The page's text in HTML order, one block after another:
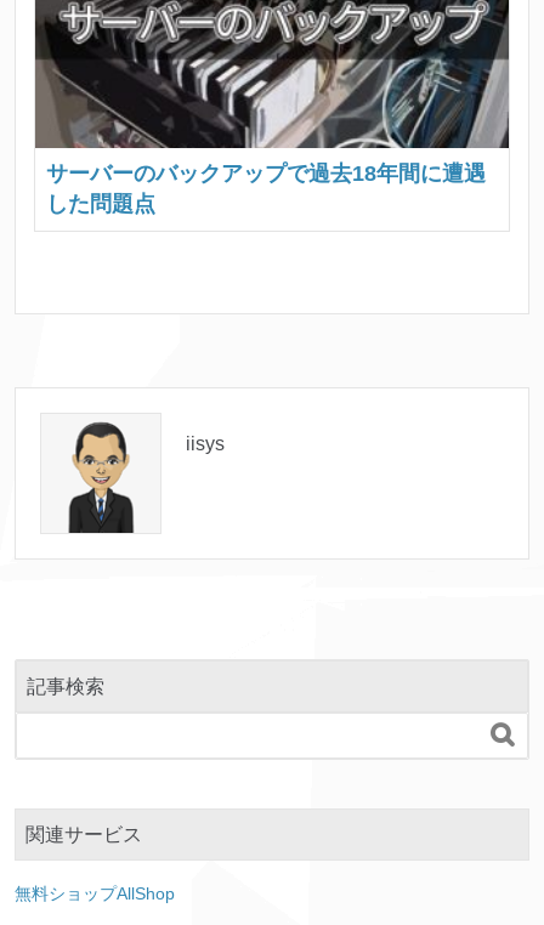
サーバーのバックアップで過去18年間に遭遇
した問題点
iisys
記事検索

関連サービス
無料ショップAllShop